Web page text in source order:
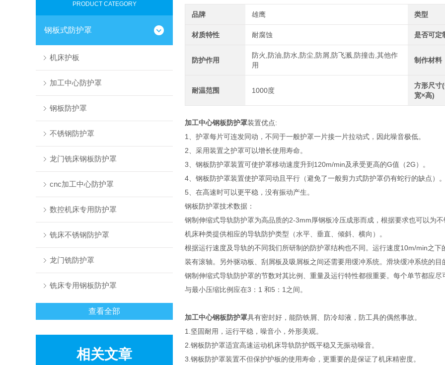
PRODUCT CATEGORY
钢板式防护罩
机床护板
加工中心防护罩
钢板防护罩
不锈钢防护罩
龙门铣床钢板防护罩
cnc加工中心防护罩
数控机床专用防护罩
铣床不锈钢防护罩
龙门铣防护罩
铣床专用钢板防护罩
查看全部
相关文章
品牌 雄鹰 类型
材质特性 耐腐蚀 是否可定
防护作用
防火,防油,防水,防尘,防屑,防飞溅,防撞击,其他作
用
制作材料
耐温范围 1000度
方形尺寸
宽×高)
加工中心钢板防护罩装置优点:
1、护罩每片可连发同动，不同于一般护罩一片接一片拉动式，因此噪音极低。
2、采用装置之护罩可以增长使用寿命。
3、钢板防护罩装置可使护罩移动速度升到120m/min及承受更高的G值（2G）。
4、钢板防护罩装置使护罩同动且平行（避免了一般剪力式防护罩仍有蛇行的缺点）
5、在高速时可以更平稳，没有振动产生。
钢板防护罩技术数据：
钢制伸缩式导轨防护罩为高品质的2-3mm厚钢板冷压成形而成，根据要求也可以为
机床种类提供相应的导轨防护类型（水平、垂直、倾斜、横向）。
根据运行速度及导轨的不同我们所研制的防护罩结构也不同。运行速度10m/min之
装有滚轴。另外驱动板、刮屑板及吸屑板之间还需要用缓冲系统。滑块缓冲系统的
钢制伸缩式导轨防护罩的节数对其比例、重量及运行特性都很重要。每个单节都应
与最小压缩比例应在3：1 和5：1之间。
加工中心钢板防护罩具有密封好，能防铁屑、防冷却液，防工具的偶然事故。
1.坚固耐用，运行平稳，噪音小，外形美观。
2.钢板防护罩适宜高速运动机床导轨防护既平稳又无振动噪音。
3.钢板防护罩装置不但保护护板的使用寿命，更重要的是保证了机床精密度。